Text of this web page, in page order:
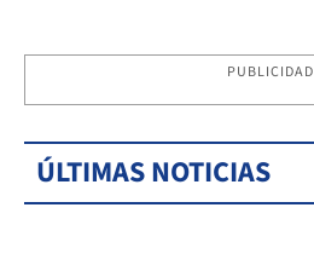
PUBLICIDAD
ÚLTIMAS NOTICIAS